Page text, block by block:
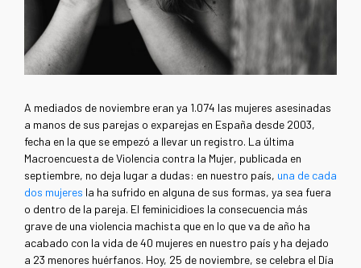
A mediados de noviembre eran ya 1.074 las mujeres asesinadas
a manos de sus parejas o exparejas en España desde 2003,
fecha en la que se empezó a llevar un registro. La última
Macroencuesta de Violencia contra la Mujer, publicada en
septiembre, no deja lugar a dudas: en nuestro país, una de cada
dos mujeres la ha sufrido en alguna de sus formas, ya sea fuera
o dentro de la pareja. El feminicidioes la consecuencia más
grave de una violencia machista que en lo que va de año ha
acabado con la vida de 40 mujeres en nuestro país y ha dejado
a 23 menores huérfanos. Hoy, 25 de noviembre, se celebra el Día